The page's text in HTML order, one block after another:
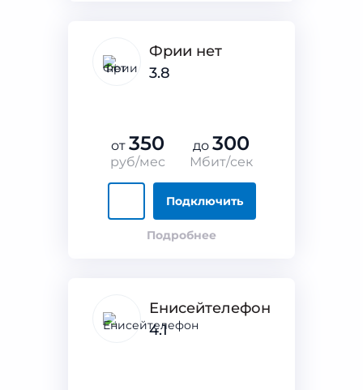
Фрии нет
3.8
от 350
руб/мес
до 300
Мбит/сек
Подключить
Подробнее
Енисейтелефон
4.1